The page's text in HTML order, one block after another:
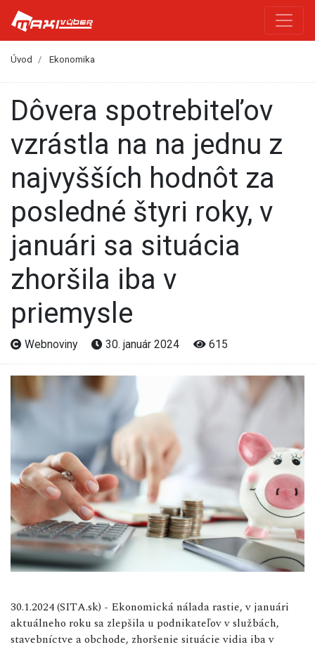
Úvod Ekonomika
Dôvera spotrebiteľov
vzrástla na na jednu z
najvyšších hodnôt za
posledné štyri roky, v
januári sa situácia
zhoršila iba v
priemysle
Webnoviny 30. január 2024 615
30.1.2024 (SITA.sk) - Ekonomická nálada rastie, v januári
aktuálneho roku sa zlepšila u podnikateľov v službách,
stavebníctve a obchode, zhoršenie situácie vidia iba v